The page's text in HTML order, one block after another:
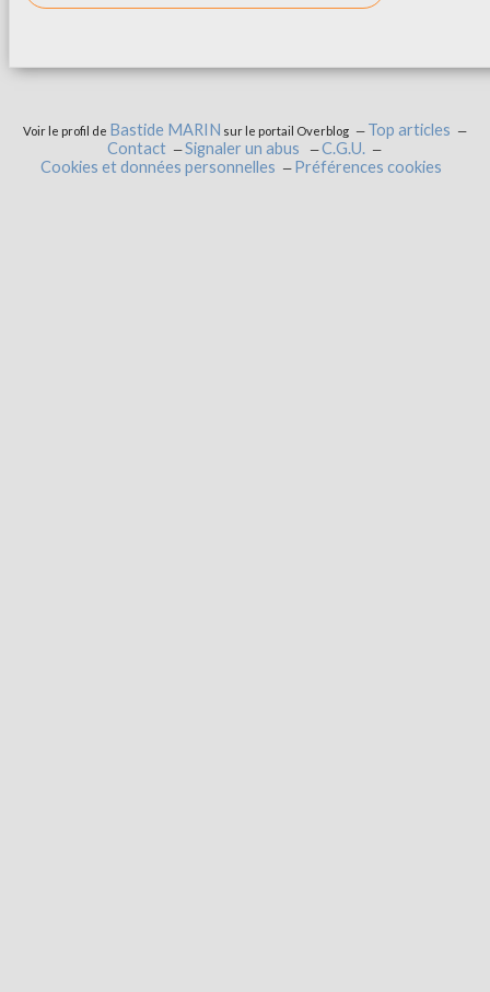
Voir le profil de Bastide MARIN sur le portail Overblog
Top articles
Contact
Signaler un abus
C.G.U.
Cookies et données personnelles
Préférences cookies